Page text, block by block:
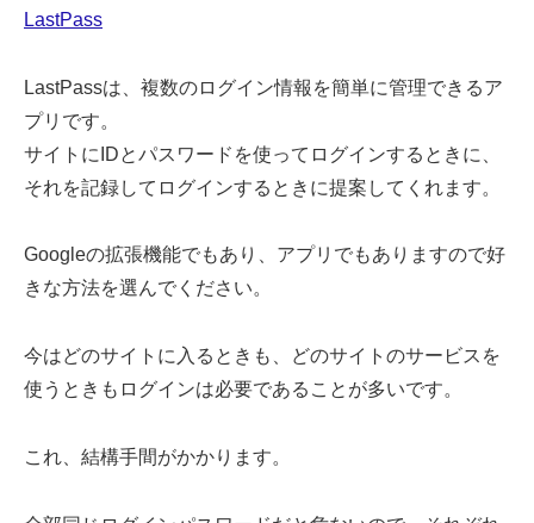
LastPass
LastPassは、複数のログイン情報を簡単に管理できるア
プリです。
サイトにIDとパスワードを使ってログインするときに、
それを記録してログインするときに提案してくれます。
Googleの拡張機能でもあり、アプリでもありますので好
きな方法を選んでください。
今はどのサイトに入るときも、どのサイトのサービスを
使うときもログインは必要であることが多いです。
これ、結構手間がかかります。